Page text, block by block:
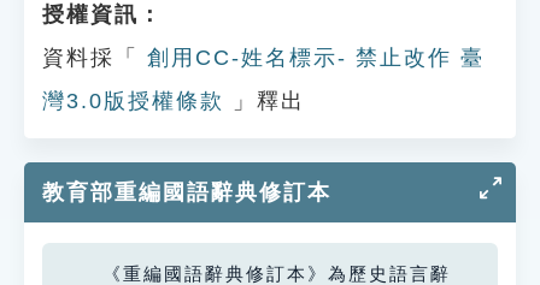
授權資訊：
資料採「
創用CC-姓名標示- 禁止改作 臺
灣3.0版授權條款
」釋出
教育部重編國語辭典修訂本
《重編國語辭典修訂本》為歷史語言辭